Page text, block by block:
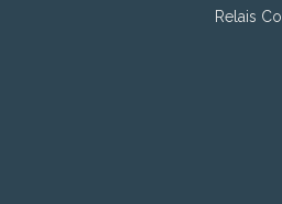
Relais